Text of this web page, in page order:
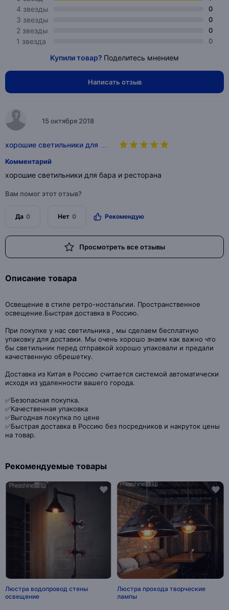
4 звезды 0
3 звезды 0
2 звезды 0
1 звезда 0
Купили товар? Поделитесь мнением
Написать отзыв
15 октября 2018
хорошие светильники для …
Комментарий
хорошие светильники для бара и ресторана
Вам помог этот отзыв?
Да 0 Нет 0 Рекомендую
Просмотреть все отзывы
Описание товара
Освещение в стиле ретро-ностальгии. Пространственное
освещение.Быстрая доставка в Россию.
При покупке у нас светильника , мы сделаем бесплатную
упаковку для доставки. Мы очень хорошо знаем как важно что
бы светильник перед отправкой хорошо упаковали и предали
качественную обрешетку.
Доставка из Китая в Россию считается системой автоматически
исходя из удаленности вашего города.
✅Безопасная покупка.
✅Качественная упаковка
✅Выгодная покупка по цене
✅Быстрая доставка в Россию без посредников и накруток цены
на товар.
Рекомендуемые товары
Люстра водопровод стены
освещение
Люстра прохода творческие
лампы